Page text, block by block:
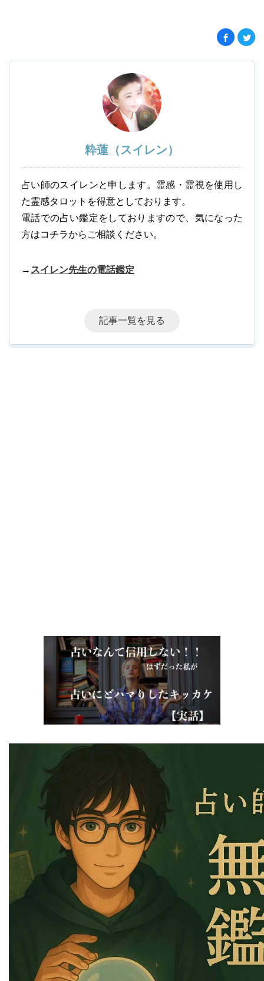
粋蓮（スイレン）
占い師のスイレンと申します。霊感・霊視を使用し
た霊感タロットを得意としております。
電話での占い鑑定をしておりますので、気になった
方はコチラからご相談ください。
→ スイレン先生の電話鑑定
記事一覧を見る